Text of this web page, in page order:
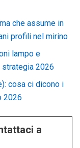
che assume in
profili nel mirino
lampo e
2026
cosa ci dicono i
2026
a